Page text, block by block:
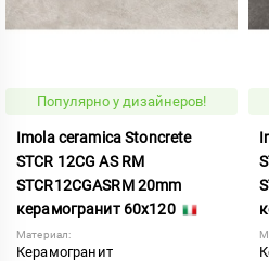
Популярно у дизайнеров!
Imola ceramica Stoncrete
STCR 12CG AS RM
STCR12CGASRM 20mm
керамогранит 60x120
Материал:
Керамогранит